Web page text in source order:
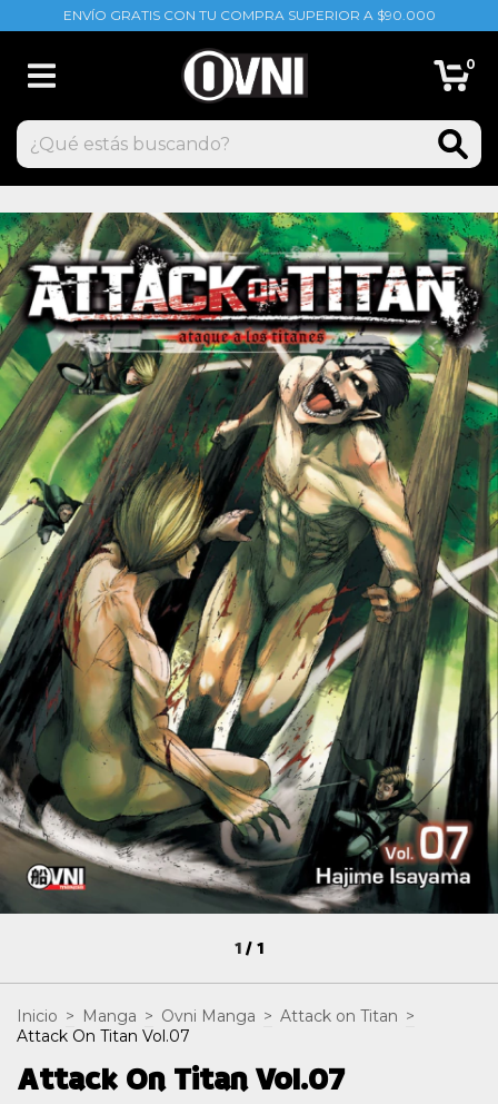
ENVÍO GRATIS CON TU COMPRA SUPERIOR A $90.000
0
1/1
Inicio > Manga > Ovni Manga > Attack on Titan >
Attack On Titan Vol.07
Attack On Titan Vol.07